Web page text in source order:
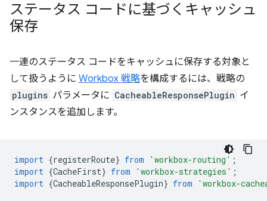
ステータス コードに基づくキャッシュ
保存
一連のステータス コードをキャッシュに保存する対象と
して扱うように Workbox 戦略を構成するには、戦略の
plugins パラメータに CacheableResponsePlugin イ
ンスタンスを追加します。
import {registerRoute} from 'workbox-routing' ;
import {CacheFirst} from 'workbox-strategies' ;
import {CacheableResponsePlugin} from 'workbox-